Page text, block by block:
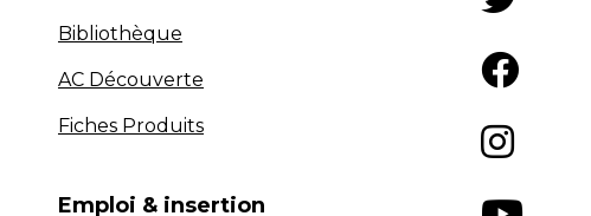
Bibliothèque
AC Découverte
Fiches Produits
Emploi & insertion